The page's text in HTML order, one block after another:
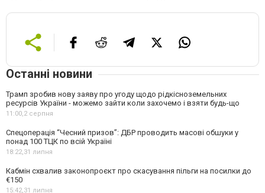
Останні новини
Трамп зробив нову заяву про угоду щодо рідкісноземельних
ресурсів України - можемо зайти коли захочемо і взяти будь-що
11:00,2 серпня
Спецоперація “Чесний призов”: ДБР проводить масові обшуки у
понад 100 ТЦК по всій Україні
18:22,31 липня
Кабмін схвалив законопроєкт про скасування пільги на посилки до
€150
15:42,31 липня